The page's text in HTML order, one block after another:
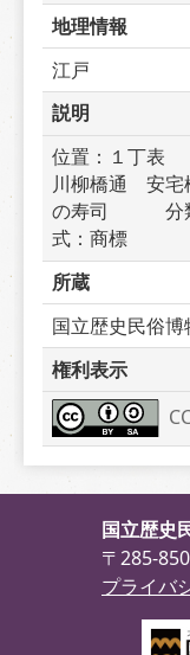
地理情報
江戸
説明
位置：１丁表
川柳橋通　安
の寿司　　　
式：商標
所蔵
国立歴史民俗博
権利表示
国立歴史
〒285-
プライバ